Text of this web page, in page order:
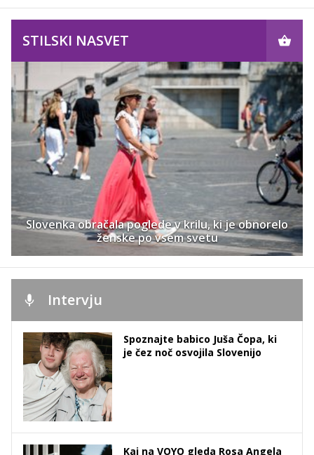
STILSKI NASVET
Slovenka obračala poglede v krilu, ki je obnorelo
ženske po vsem svetu
Intervju
Spoznajte babico Juša Čopa, ki
je čez noč osvojila Slovenijo
Kaj na VOYO gleda Rosa Angela